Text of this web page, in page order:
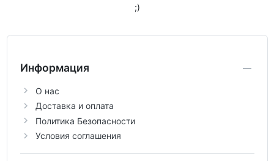
;)
Информация
О нас
Доставка и оплата
Политика Безопасности
Условия соглашения